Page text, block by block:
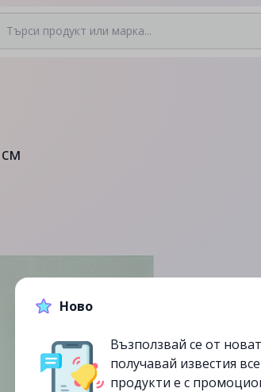
Ново
Възползвай се от
получавай известия
продукти е с